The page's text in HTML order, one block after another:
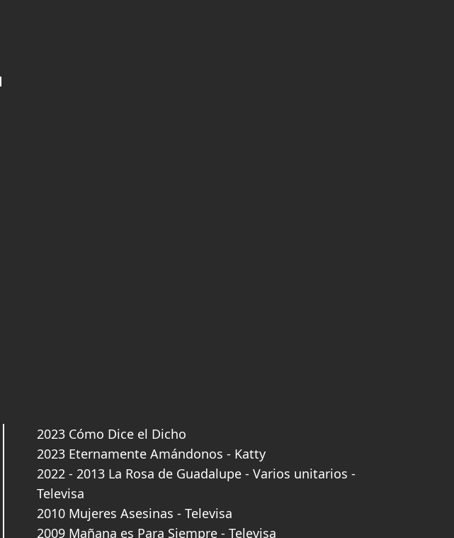
2023 Cómo Dice el Dicho
2023 Eternamente Amándonos - Katty
2022 - 2013 La Rosa de Guadalupe - Varios unitarios -
Televisa
2010 Mujeres Asesinas - Televisa
2009 Mañana es Para Siempre - Televisa